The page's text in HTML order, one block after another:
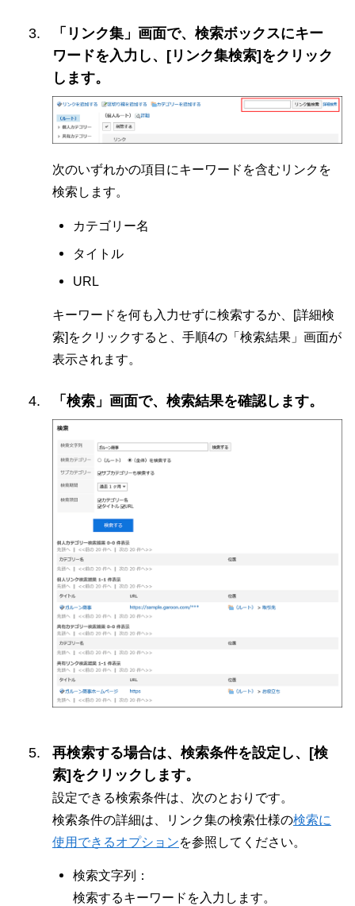
「リンク集」画面で、検索ボックスにキー
ワードを入力し、[リンク集検索]をクリック
します。
次のいずれかの項目にキーワードを含むリンクを
検索します。
カテゴリー名
タイトル
URL
キーワードを何も入力せずに検索するか、[詳細検
索]をクリックすると、手順4の「検索結果」画面が
表示されます。
「検索」画面で、検索結果を確認します。
再検索する場合は、検索条件を設定し、[検
索]をクリックします。
設定できる検索条件は、次のとおりです。
検索条件の詳細は、リンク集の検索仕様の検索に
使用できるオプションを参照してください。
検索文字列：
検索するキーワードを入力します。